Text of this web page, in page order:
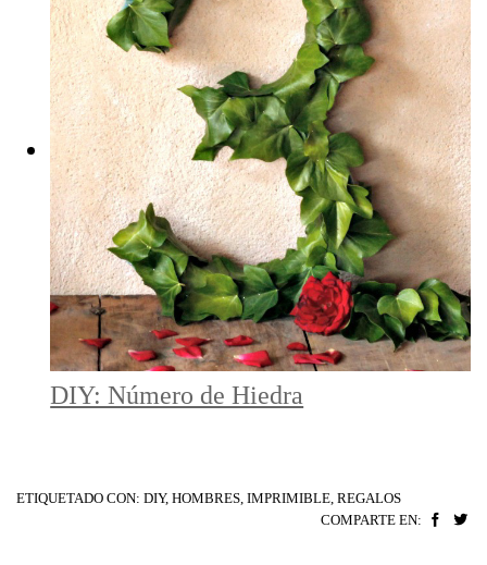
DIY: Número de Hiedra
ETIQUETADO CON: DIY, HOMBRES, IMPRIMIBLE, REGALOS
COMPARTE EN: